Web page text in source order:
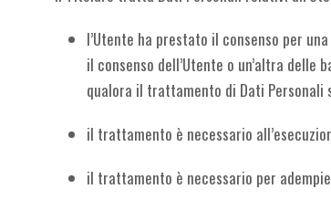
l’Utente ha prestato il consenso per
il consenso dell’Utente o un’altra
qualora il trattamento di Dati Personali
il trattamento è necessario
il trattamento è necessario per